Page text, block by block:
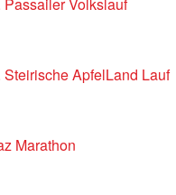
Steirische ApfelLand Lauf
Marathon